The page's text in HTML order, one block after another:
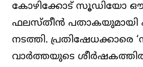
കോഴിക്കോട് സൂഡിയോ
ഫലസ്തീൻ
നടത്തി. പ്രതിഷേധക്കാരെ
വാർത്തയുടെ